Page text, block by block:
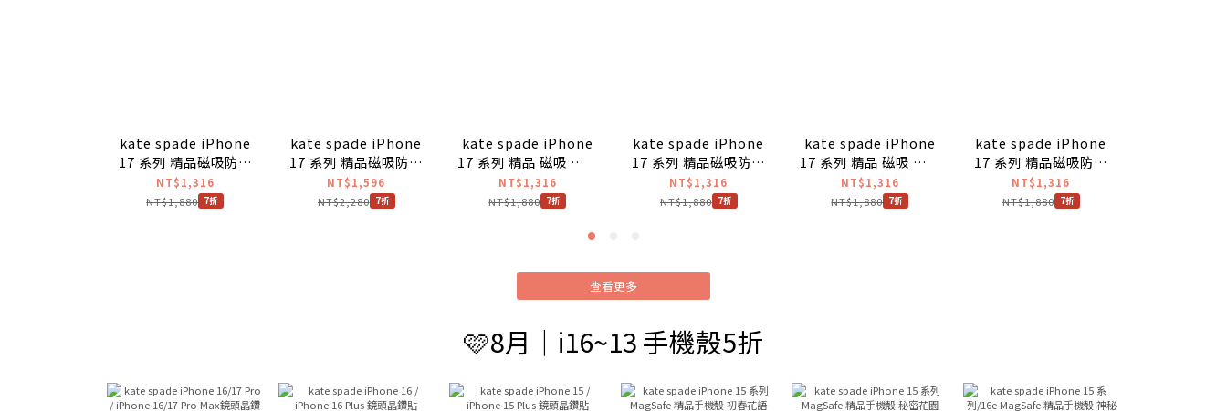
kate spade iPhone
17 系列 精品磁吸防摔
手機殼 銀河星鑽
NT$1,316
NT$1,880 7折
kate spade iPhone
17 系列 精品磁吸防摔
冰晶手機殼 子夜黑
NT$1,596
NT$2,280 7折
kate spade iPhone
17 系列 精品 磁吸 防摔
手機殼 經典透明支架款
NT$1,316
NT$1,880 7折
kate spade iPhone
17 系列 精品磁吸防摔
手機殼 皇室藍
NT$1,316
NT$1,880 7折
kate spade iPhone
17 系列 精品 磁吸 防摔
波浪手機殼 粉彩紫
NT$1,316
NT$1,880 7折
kate spade iPhone
17 系列 精品磁吸防摔
手機殼 沙丘玫瑰
NT$1,316
NT$1,880 7折
查看更多
🩷8月｜i16~13 手機殼5折